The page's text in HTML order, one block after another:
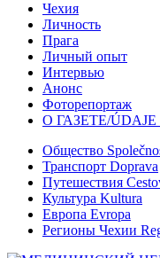
Чехия
Личность
Прага
Личный опыт
Интервью
Анонс
Фоторепортаж
О ГАЗЕТЕ/ÚDAJE
Общество
Транспорт Doprava
Путешествия
Культура Kultura
Европа Evropa
Регионы Чехии